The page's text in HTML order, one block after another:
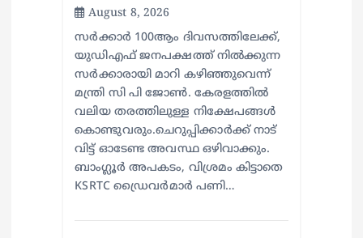
August 8, 2026
സർക്കാർ 100ആം ദിവസത്തിലേക്ക്,
യുഡിഎഫ് ജനപക്ഷത്ത് നിൽക്കുന്ന
സർക്കാരായി മാറി കഴിഞ്ഞുവെന്ന്
മന്ത്രി സി പി ജോൺ. കേരളത്തിൽ
വലിയ തരത്തിലുള്ള നിക്ഷേപങ്ങൾ
കൊണ്ടുവരും.ചെറുപ്പിക്കാർക്ക് നാട്
വിട്ട് ഓടേണ്ട അവസ്ഥ ഒഴിവാക്കും.
ബാംഗ്ലൂർ അപകടം, വിശ്രമം കിട്ടാതെ
KSRTC ഡ്രൈവർമാർ പണി…